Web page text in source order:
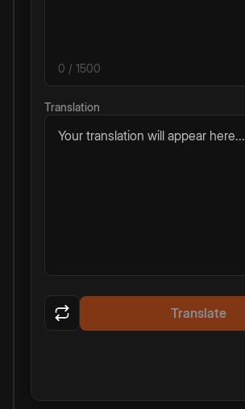
0 / 1500
Translation
Your translation will appear here...
Translate